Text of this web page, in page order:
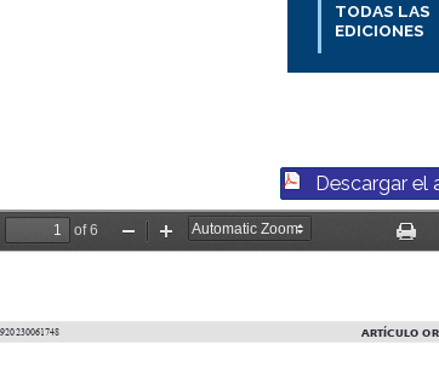
TODAS LAS
EDICIONES
Descargar el